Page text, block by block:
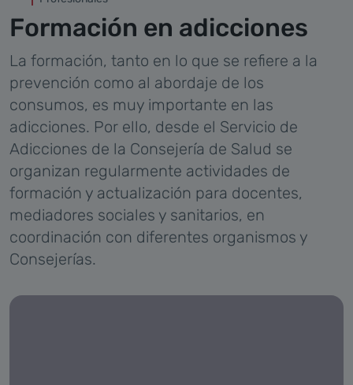
Formación en adicciones
La formación, tanto en lo que se refiere a la
prevención como al abordaje de los
consumos, es muy importante en las
adicciones. Por ello, desde el Servicio de
Adicciones de la Consejería de Salud se
organizan regularmente actividades de
formación y actualización para docentes,
mediadores sociales y sanitarios, en
coordinación con diferentes organismos y
Consejerías.